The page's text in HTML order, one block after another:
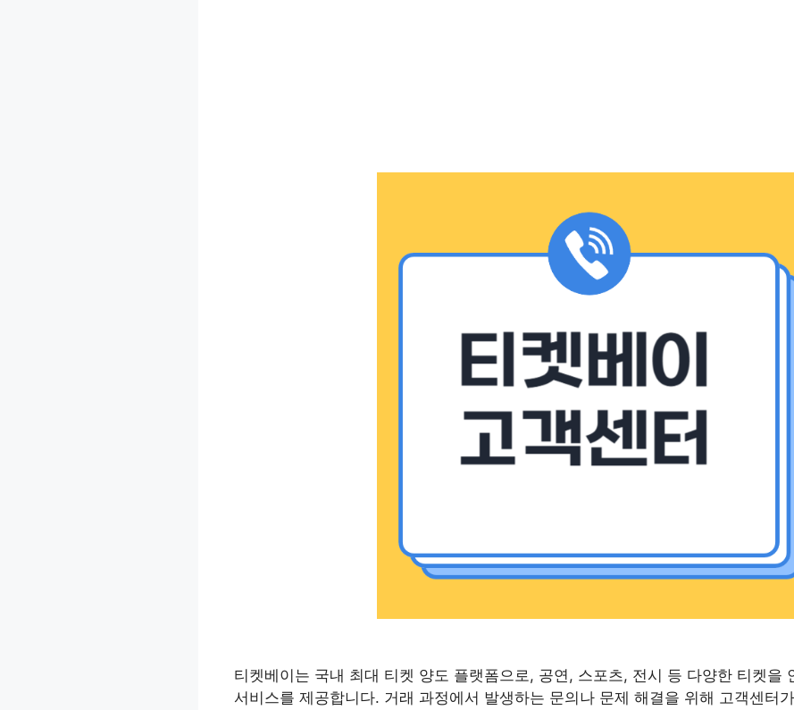
티켓베이는 국내 최대 티켓 양도 플랫폼으로, 공연, 스포츠, 전시 등 다양한 티켓을
서비스를 제공합니다. 거래 과정에서 발생하는 문의나 문제 해결을 위해 고객센터